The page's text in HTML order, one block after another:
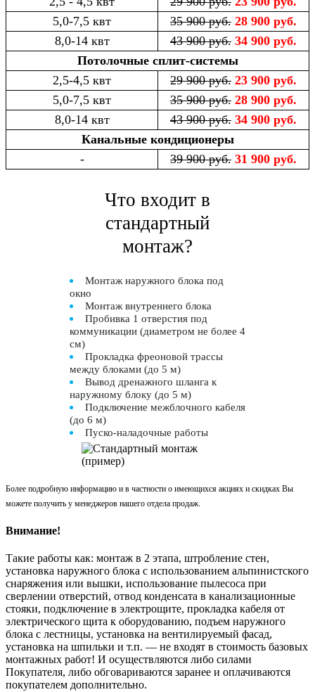
5,0-7,5 квт
35 900 руб. 28 900 руб.
8,0-14 квт
43 900 руб. 34 900 руб.
Потолочные сплит-системы
2,5-4,5 квт
29 900 руб. 23 900 руб.
5,0-7,5 квт
35 900 руб. 28 900 руб.
8,0-14 квт
43 900 руб. 34 900 руб.
Канальные кондиционеры
-
39 900 руб. 31 900 руб.
Что входит в
стандартный
монтаж?
Монтаж наружного блока под
окно
Монтаж внутреннего блока
Пробивка 1 отверстия под
коммуникации (диаметром не более 4
см)
Прокладка фреоновой трассы
между блоками (до 5 м)
Вывод дренажного шланга к
наружному блоку (до 5 м)
Подключение межблочного кабеля
(до 6 м)
Пуско-наладочные работы
Более подробную информацию и в частности о имеющихся акциях и скидках Вы
можете получить у менеджеров нашего отдела продаж.
Внимание!
Такие работы как: монтаж в 2 этапа, штробление стен,
установка наружного блока с использованием альпинистского
снаряжения или вышки, использование пылесоса при
сверлении отверстий, отвод конденсата в канализационные
стояки, подключение в электрощите, прокладка кабеля от
электрического щита к оборудованию, подъем наружного
блока с лестницы, установка на вентилируемый фасад,
установка на шпильки и т.п. — не входят в стоимость базовых
монтажных работ! И осуществляются либо силами
Покупателя, либо обговариваются заранее и оплачиваются
покупателем дополнительно.